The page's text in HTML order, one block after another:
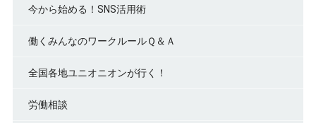
今から始める！SNS活用術
働くみんなのワークルールＱ＆Ａ
全国各地ユニオニオンが行く！
労働相談